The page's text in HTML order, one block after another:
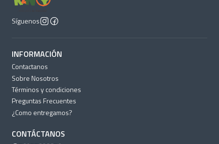
Síguenos
INFORMACIÓN
Contactanos
Sobre Nosotros
Términos y condiciones
Preguntas Frecuentes
¿Como entregamos?
CONTÁCTANOS